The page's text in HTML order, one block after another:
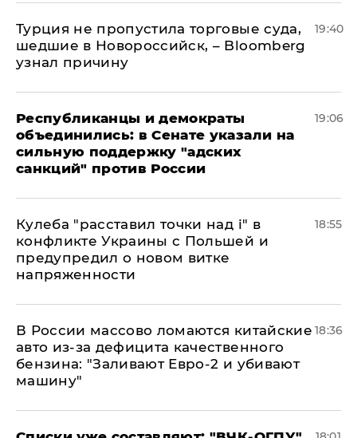
Турция не пропустила торговые суда,
шедшие в Новороссийск, – Bloomberg
узнал причину
19:40
Республиканцы и демократы
объединились: в Сенате указали на
сильную поддержку "адских
санкций" против России
19:06
Кулеба "расставил точки над і" в
конфликте Украины с Польшей и
предупредил о новом витке
напряженности
18:55
В России массово ломаются китайские
авто из-за дефицита качественного
бензина: "Заливают Евро-2 и убивают
машину"
18:36